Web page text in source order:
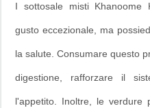
I sottosale misti Khanoome
gusto eccezionale, ma
la salute. Consumare questo
digestione, rafforzare il
l'appetito. Inoltre, le verdure